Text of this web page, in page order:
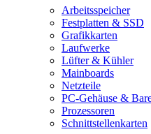
Arbeitsspeicher
Festplatten & SSD
Grafikkarten
Laufwerke
Lüfter & Kühler
Mainboards
Netzteile
PC-Gehäuse &
Prozessoren
Schnittstellenkarten